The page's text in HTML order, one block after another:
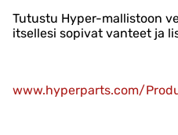
Tutustu Hyper-mallistoon
itsellesi sopivat vanteet ja
www.hyperparts.com/